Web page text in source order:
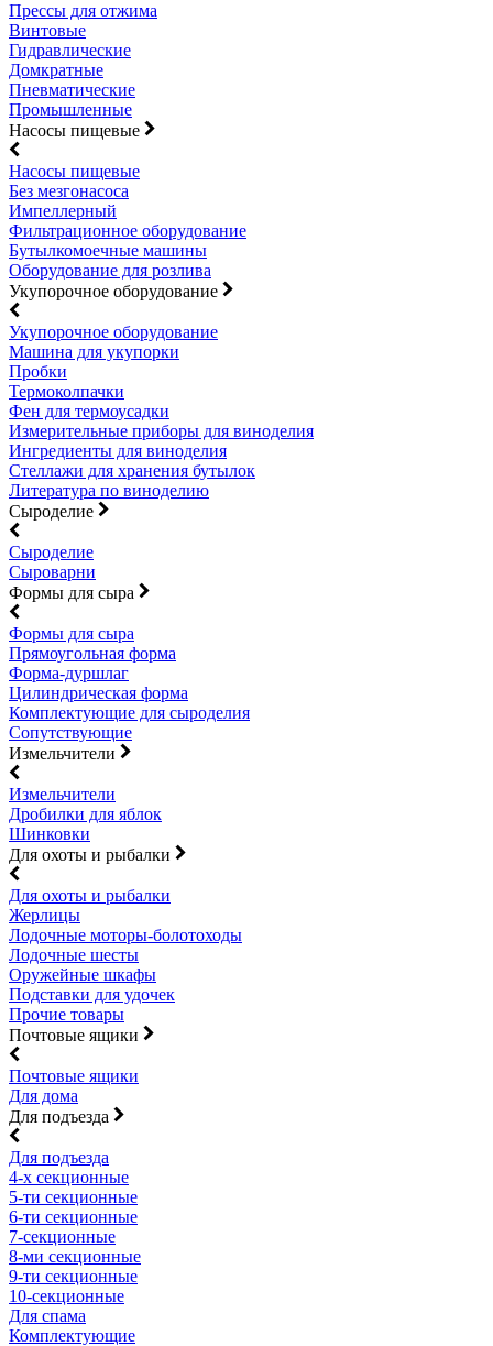
Прессы для отжима
Винтовые
Гидравлические
Домкратные
Пневматические
Промышленные
Насосы пищевые
Насосы пищевые
Без мезгонасоса
Импеллерный
Фильтрационное оборудование
Бутылкомоечные машины
Оборудование для розлива
Укупорочное оборудование
Укупорочное оборудование
Машина для укупорки
Пробки
Термоколпачки
Фен для термоусадки
Измерительные приборы для виноделия
Ингредиенты для виноделия
Стеллажи для хранения бутылок
Литература по виноделию
Сыроделие
Сыроделие
Сыроварни
Формы для сыра
Формы для сыра
Прямоугольная форма
Форма-дуршлаг
Цилиндрическая форма
Комплектующие для сыроделия
Сопутствующие
Измельчители
Измельчители
Дробилки для яблок
Шинковки
Для охоты и рыбалки
Для охоты и рыбалки
Жерлицы
Лодочные моторы-болотоходы
Лодочные шесты
Оружейные шкафы
Подставки для удочек
Прочие товары
Почтовые ящики
Почтовые ящики
Для дома
Для подъезда
Для подъезда
4-х секционные
5-ти секционные
6-ти секционные
7-секционные
8-ми секционные
9-ти секционные
10-секционные
Для спама
Комплектующие